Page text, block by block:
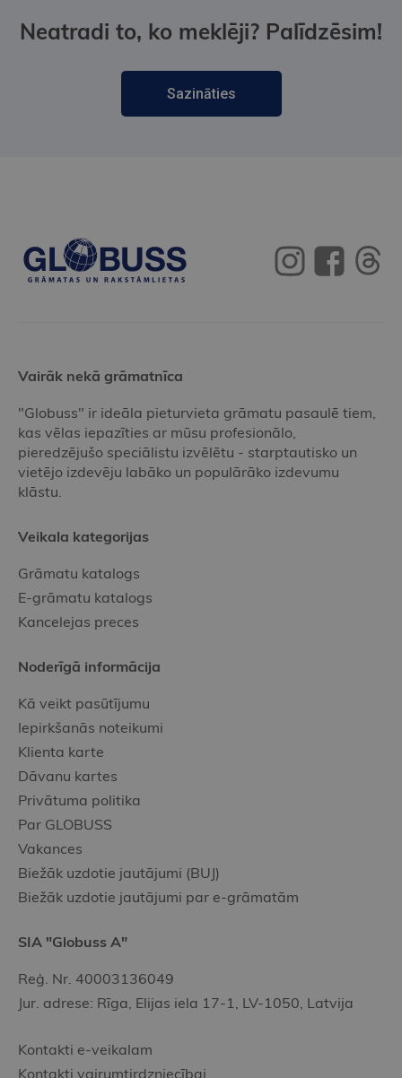
Neatradi to, ko meklēji? Palīdzēsim!
Sazināties
Vairāk nekā grāmatnīca
"Globuss" ir ideāla pieturvieta grāmatu pasaulē tiem,
kas vēlas iepazīties ar mūsu profesionālo,
pieredzējušo speciālistu izvēlētu - starptautisko un
vietējo izdevēju labāko un populārāko izdevumu
klāstu.
Veikala kategorijas
Grāmatu katalogs
E-grāmatu katalogs
Kancelejas preces
Noderīgā informācija
Kā veikt pasūtījumu
Iepirkšanās noteikumi
Klienta karte
Dāvanu kartes
Privātuma politika
Par GLOBUSS
Vakances
Biežāk uzdotie jautājumi (BUJ)
Biežāk uzdotie jautājumi par e-grāmatām
SIA "Globuss A"
Reģ. Nr. 40003136049
Jur. adrese: Rīga, Elijas iela 17-1, LV-1050, Latvija
Kontakti e-veikalam
Kontakti vairumtirdzniecībai